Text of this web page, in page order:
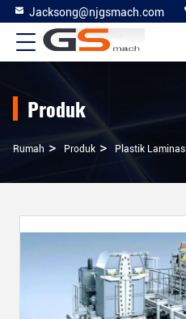
Jacksong@njgsmach.com
Produk
Rumah > Produk > Plastik